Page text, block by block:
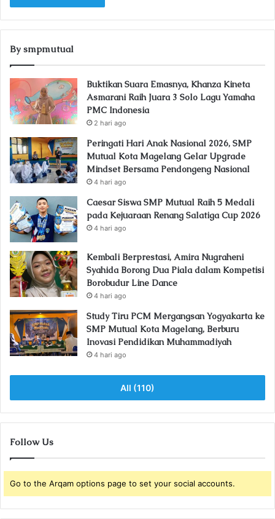
By smpmutual
Buktikan Suara Emasnya, Khanza Kineta
Asmarani Raih Juara 3 Solo Lagu Yamaha
PMC Indonesia
2 hari ago
Peringati Hari Anak Nasional 2026, SMP
Mutual Kota Magelang Gelar Upgrade
Mindset Bersama Pendongeng Nasional
4 hari ago
Caesar Siswa SMP Mutual Raih 5 Medali
pada Kejuaraan Renang Salatiga Cup 2026
4 hari ago
Kembali Berprestasi, Amira Nugraheni
Syahida Borong Dua Piala dalam Kompetisi
Borobudur Line Dance
4 hari ago
Study Tiru PCM Mergangsan Yogyakarta ke
SMP Mutual Kota Magelang, Berburu
Inovasi Pendidikan Muhammadiyah
4 hari ago
All (110)
Follow Us
Go to the Arqam options page to set your social accounts.